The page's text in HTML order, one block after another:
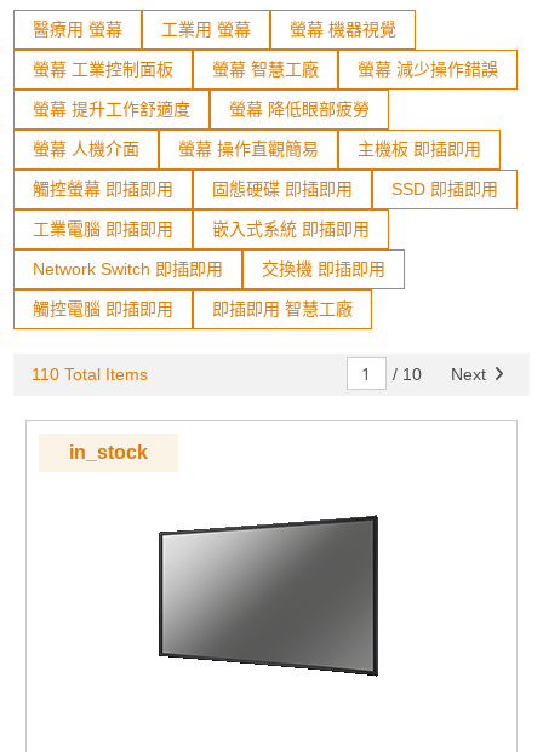
醫療用 螢幕 工業用 螢幕 螢幕 機器視覺
螢幕 工業控制面板 螢幕 智慧工廠 螢幕 減少操作錯誤
螢幕 提升工作舒適度 螢幕 降低眼部疲勞
螢幕 人機介面 螢幕 操作直觀簡易 主機板 即插即用
觸控螢幕 即插即用 固態硬碟 即插即用 SSD 即插即用
工業電腦 即插即用 嵌入式系統 即插即用
Network Switch 即插即用 交換機 即插即用
觸控電腦 即插即用 即插即用 智慧工廠
110 Total Items / 10 Next
in_stock